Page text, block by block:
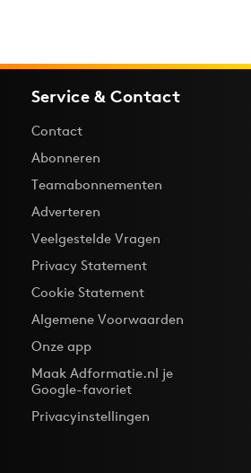
Service & Contact
Contact
Abonneren
Teamabonnementen
Adverteren
Veelgestelde Vragen
Privacy Statement
Cookie Statement
Algemene Voorwaarden
Onze app
Maak Adformatie.nl je
Google-favoriet
Privacyinstellingen